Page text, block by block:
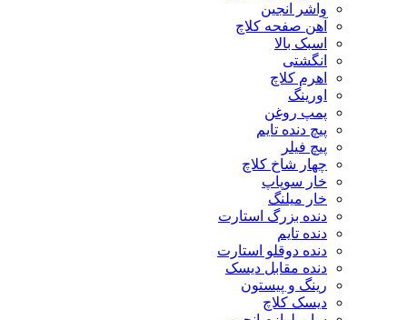
واشر انجین
آهن صفحه کلاچ
اسبک بالا
انگشتی
اهرم کلاچ
اورینگ
پمپ روغن
پیچ دنده تایم
پیچ فیلر
چهار شاخ کلاچ
خار سوپاپ
خار میلنگ
دنده بزرگ استارت
دنده تایم
دنده دوقلو استارت
دنده مقابل دیسک
رینگ و پیستون
دیسک کلاچ